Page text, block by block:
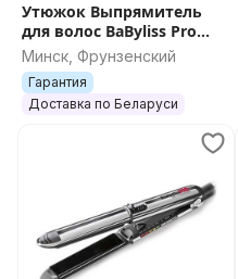
Утюжок Выпрямитель
для волос BaByliss Pro
3100 (BAB3100EPE)
стайлер ELIPSIS3100
Минск, Фрунзенский
Гарантия
Доставка по Беларуси